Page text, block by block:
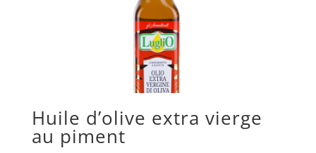
Huile d’olive extra vierge
au piment